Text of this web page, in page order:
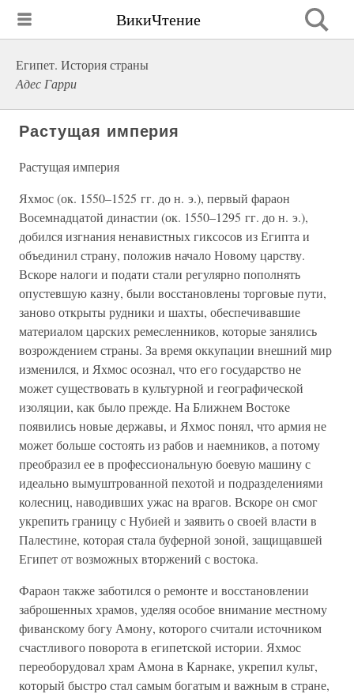
ВикиЧтение
Египет. История страны
Адес Гарри
Растущая империя
Растущая империя
Яхмос (ок. 1550–1525 гг. до н. э.), первый фараон
Восемнадцатой династии (ок. 1550–1295 гг. до н. э.),
добился изгнания ненавистных гиксосов из Египта и
объединил страну, положив начало Новому царству.
Вскоре налоги и подати стали регулярно пополнять
опустевшую казну, были восстановлены торговые пути,
заново открыты рудники и шахты, обеспечивавшие
материалом царских ремесленников, которые занялись
возрождением страны. За время оккупации внешний мир
изменился, и Яхмос осознал, что его государство не
может существовать в культурной и географической
изоляции, как было прежде. На Ближнем Востоке
появились новые державы, и Яхмос понял, что армия не
может больше состоять из рабов и наемников, а потому
преобразил ее в профессиональную боевую машину с
идеально вымуштрованной пехотой и подразделениями
колесниц, наводивших ужас на врагов. Вскоре он смог
укрепить границу с Нубией и заявить о своей власти в
Палестине, которая стала буферной зоной, защищавшей
Египет от возможных вторжений с востока.
Фараон также заботился о ремонте и восстановлении
заброшенных храмов, уделяя особое внимание местному
фиванскому богу Амону, которого считали источником
счастливого поворота в египетской истории. Яхмос
переоборудовал храм Амона в Карнаке, укрепил культ,
который быстро стал самым богатым и важным в стране,